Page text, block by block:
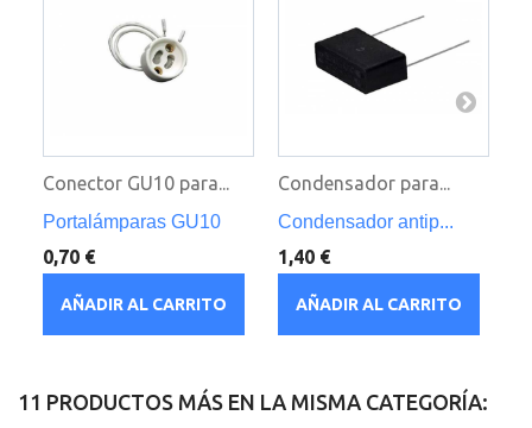
Conector GU10 para...
Portalámparas GU10
0,70 €
AÑADIR AL CARRITO
Condensador para...
Condensador antip...
1,40 €
AÑADIR AL CARRITO
11 PRODUCTOS MÁS EN LA MISMA CATEGORÍA: